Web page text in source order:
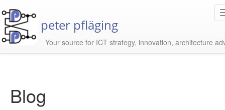
peter pfläging
Your source for ICT strategy, innovation, architecture
Blog